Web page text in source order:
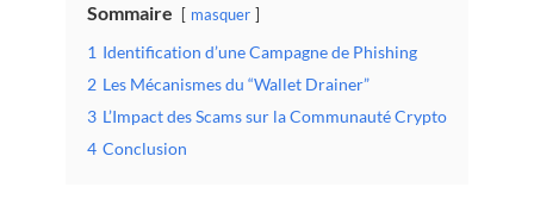
Sommaire masquer
1 Identification d’une Campagne de Phishing
2 Les Mécanismes du “Wallet Drainer”
3 L’Impact des Scams sur la Communauté Crypto
4 Conclusion